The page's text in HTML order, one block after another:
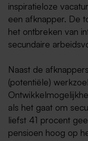
inspiratieloze
een afknapper. De
het ontbreken van
secundaire
Naast de
(potentiële)
als het gaat om
liefst 41 procent
pensioen hoog op